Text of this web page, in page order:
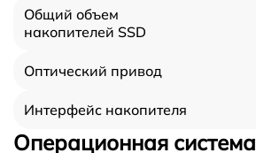
Общий объем
накопителей SSD
Оптический привод
Интерфейс накопителя
Операционная система